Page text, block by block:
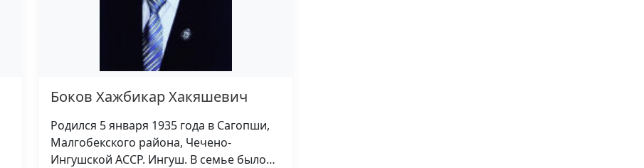
Боков Хажбикар Хакяшевич
Родился 5 января 1935 года в Сагопши,
Малгобекского района, Чечено-
Ингушской АССР. Ингуш. В семье было…